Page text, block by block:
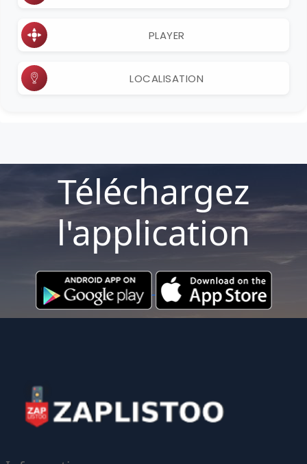
PLAYER
LOCALISATION
Téléchargez
l'application